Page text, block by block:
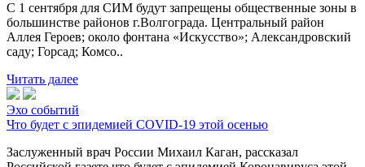
С 1 сентября для СИМ будут запрещены общественные зоны в
большинстве районов г.Волгограда. Центральный район
Аллея Героев; около фонтана «Искусство»; Александровский
саду; Горсад; Комсо..
Читать далее
Эхо событий
Что будет с эпидемией COVID-19 этой осенью
Заслуженный врач России Михаил Каган, рассказал